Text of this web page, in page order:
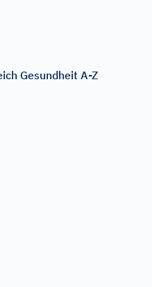
Gesundheit A-Z